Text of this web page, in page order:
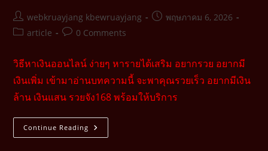
webkruayjang kbewruayjang
พฤษภาคม 6, 2026
article
0 Comments
วิธีหาเงินออนไลน์ ง่ายๆ หารายได้เสริม อยากรวย อยากมี
เงินเพิ่ม เข้ามาอ่านบทความนี้ จะพาคุณรวยเร็ว อยากมีเงิน
ล้าน เงินแสน รวยจัง168 พร้อมให้บริการ
Continue Reading